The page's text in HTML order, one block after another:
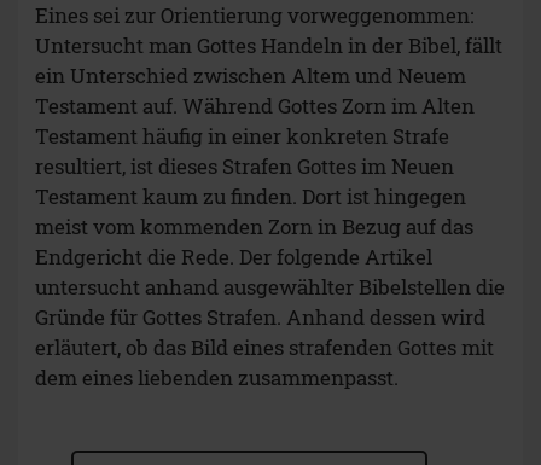
Eines sei zur Orientierung vorweggenommen:
Untersucht man Gottes Handeln in der Bibel, fällt
ein Unterschied zwischen Altem und Neuem
Testament auf. Während Gottes Zorn im Alten
Testament häufig in einer konkreten Strafe
resultiert, ist dieses Strafen Gottes im Neuen
Testament kaum zu finden. Dort ist hingegen
meist vom kommenden Zorn in Bezug auf das
Endgericht die Rede. Der folgende Artikel
untersucht anhand ausgewählter Bibelstellen die
Gründe für Gottes Strafen. Anhand dessen wird
erläutert, ob das Bild eines strafenden Gottes mit
dem eines liebenden zusammenpasst.